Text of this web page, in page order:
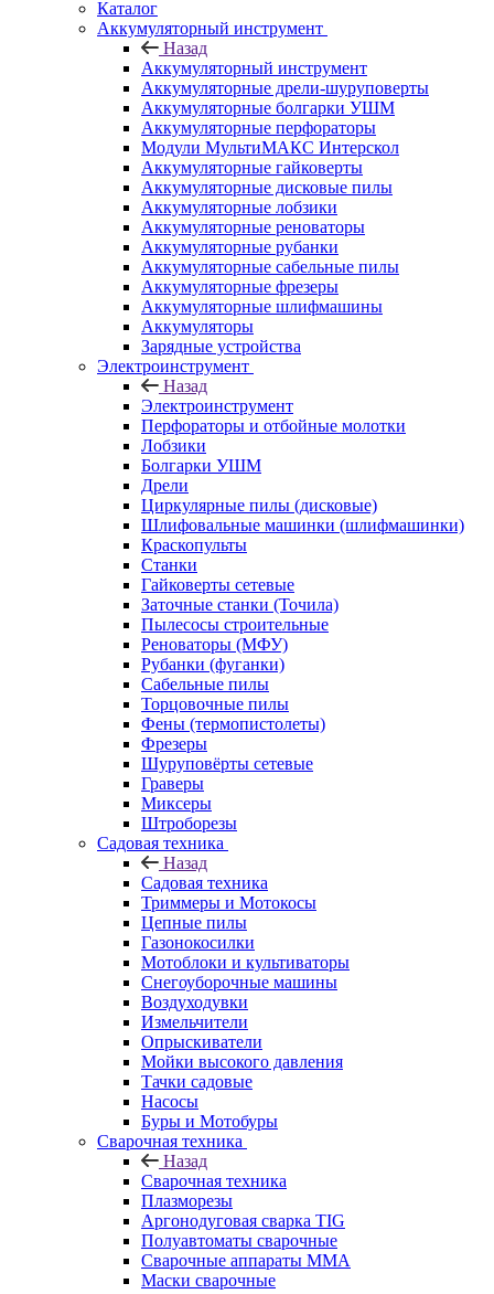
Каталог
Аккумуляторный инструмент
Назад
Аккумуляторный инструмент
Аккумуляторные дрели-шуруповерты
Аккумуляторные болгарки УШМ
Аккумуляторные перфораторы
Модули МультиМАКС Интерскол
Аккумуляторные гайковерты
Аккумуляторные дисковые пилы
Аккумуляторные лобзики
Аккумуляторные реноваторы
Аккумуляторные рубанки
Аккумуляторные сабельные пилы
Аккумуляторные фрезеры
Аккумуляторные шлифмашины
Аккумуляторы
Зарядные устройства
Электроинструмент
Назад
Электроинструмент
Перфораторы и отбойные молотки
Лобзики
Болгарки УШМ
Дрели
Циркулярные пилы (дисковые)
Шлифовальные машинки (шлифмашинки)
Краскопульты
Станки
Гайковерты сетевые
Заточные станки (Точила)
Пылесосы строительные
Реноваторы (МФУ)
Рубанки (фуганки)
Сабельные пилы
Торцовочные пилы
Фены (термопистолеты)
Фрезеры
Шуруповёрты сетевые
Граверы
Миксеры
Штроборезы
Садовая техника
Назад
Садовая техника
Триммеры и Мотокосы
Цепные пилы
Газонокосилки
Мотоблоки и культиваторы
Снегоуборочные машины
Воздуходувки
Измельчители
Опрыскиватели
Мойки высокого давления
Тачки садовые
Насосы
Буры и Мотобуры
Сварочная техника
Назад
Сварочная техника
Плазморезы
Аргонодуговая сварка TIG
Полуавтоматы сварочные
Сварочные аппараты ММА
Маски сварочные